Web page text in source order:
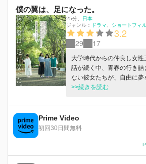
僕の翼は、足になった。
25分
日本
ジャンル：
ドラマ ショートフィ
3.2
29 17
大学時代からの仲良し女
話が続く中、青春の行き
ない彼女たちが、自由に
を思い返し、新たな一歩を
>>続きを読む
Prime Video
初回30日間無料